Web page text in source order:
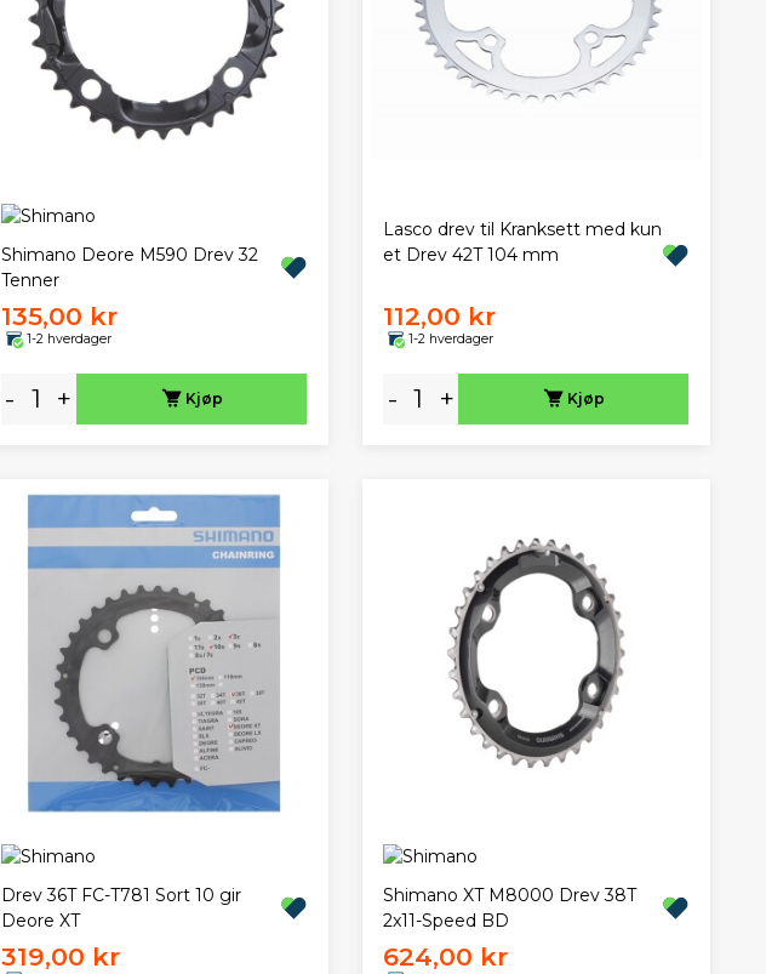
Shimano Deore M590 Drev 32
Tenner
135,00 kr
1-2 hverdager
- + Kjøp
Lasco drev til Kranksett med kun
et Drev 42T 104 mm
112,00 kr
1-2 hverdager
- + Kjøp
Drev 36T FC-T781 Sort 10 gir
Deore XT
319,00 kr
Shimano XT M8000 Drev 38T
2x11-Speed BD
624,00 kr